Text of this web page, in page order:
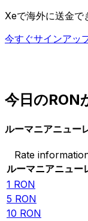
Xeで海外に送金で
今すぐサインアッ
今日のRON
ルーマニアニュー
Rate
ルーマニアニュー
1 RON
5 RON
10 RON